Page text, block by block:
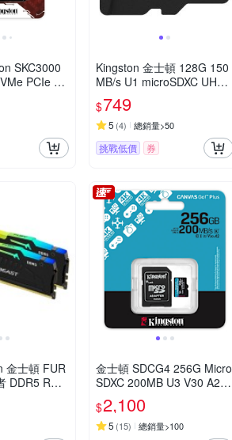
SKC3000
SSD 固態
Kingston 金士頓 128G 150
MB/s U1 microSDXC UHS-I
A1 V10 記憶卡 SDCS3/128
GB
$749
5 (4) 總銷量>50
挑戰低價 券
金士頓 FUR
DDR5 RGB
桌上型
金士頓 SDCG4 256G Micro
SDXC 200MB U3 V30 A2
記憶卡 SDCG4/256GB
$2,100
5 (15) 總銷量>100